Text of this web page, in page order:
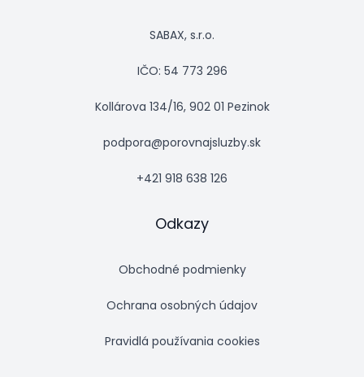
SABAX, s.r.o.
IČO: 54 773 296
Kollárova 134/16, 902 01 Pezinok
podpora@porovnajsluzby.sk
+421 918 638 126
Odkazy
Obchodné podmienky
Ochrana osobných údajov
Pravidlá používania cookies